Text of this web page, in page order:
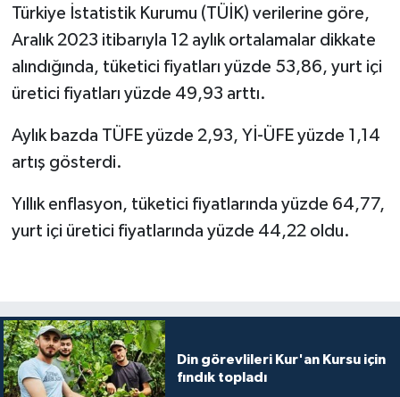
Türkiye İstatistik Kurumu (TÜİK) verilerine göre,
Aralık 2023 itibarıyla 12 aylık ortalamalar dikkate
alındığında, tüketici fiyatları yüzde 53,86, yurt içi
üretici fiyatları yüzde 49,93 arttı.
Aylık bazda TÜFE yüzde 2,93, Yİ-ÜFE yüzde 1,14
artış gösterdi.
Yıllık enflasyon, tüketici fiyatlarında yüzde 64,77,
yurt içi üretici fiyatlarında yüzde 44,22 oldu.
Din görevlileri Kur'an Kursu için
fındık topladı
Bingöl Müftülüğü
Bitlis Müftülüğü
Burdur Müftülüğü
Bursa Müftülüğü
Çorum Müftülüğü
Denizli Müftülüğü
Aile
Sağlık
Ekonomi
Duyurular
Biyografiler
Diyanet TV